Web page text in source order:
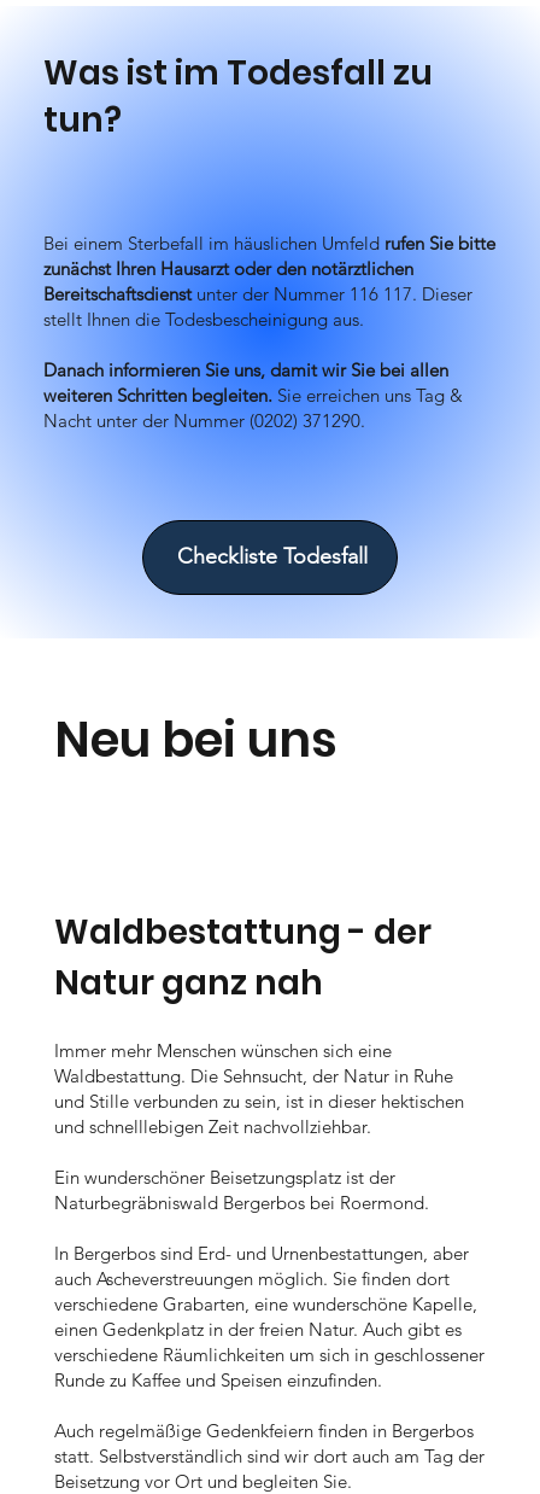
Was ist im Todesfall zu
tun?
Bei einem Sterbefall im häuslichen Umfeld rufen Sie bitte
zunächst Ihren Hausarzt oder den notärztlichen
Bereitschafts­dienstunter der Nummer 116 117. Dieser
stellt Ihnen die Todes­bescheinigung aus.
Danach informieren Sie uns, damit wir Sie bei allen
weiteren Schritten begleiten.Sie erreichen uns Tag &
Nacht unter der Nummer (0202) 371290.
Checkliste Todesfall
Neu bei uns
Waldbestattung - der
Natur ganz nah
Immer mehr Menschen wünschen sich eine
Waldbestattung. Die Sehnsucht, der Natur in Ruhe
und Stille verbunden zu sein, ist in dieser hektischen
und schnelllebigen Zeit nachvollziehbar.
Ein wunderschöner Beisetzungsplatz ist der
Naturbegräbniswald Bergerbos bei Roermond.
In Bergerbos sind Erd- und Urnenbestattungen, aber
auch Ascheverstreuungen möglich. Sie finden dort
verschiedene Grabarten, eine wunderschöne Kapelle,
einen Gedenkplatz in der freien Natur. Auch gibt es
verschiedene Räumlichkeiten um sich in geschlossener
Runde zu Kaffee und Speisen einzufinden.
Auch regelmäßige Gedenkfeiern finden in Bergerbos
statt. Selbstverständlich sind wir dort auch am Tag der
Beisetzung vor Ort und begleiten Sie.